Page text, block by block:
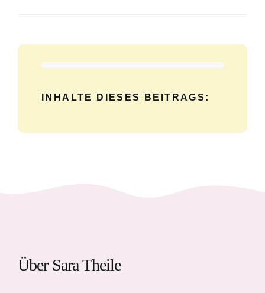
INHALTE DIESES BEITRAGS:
Über Sara Theile